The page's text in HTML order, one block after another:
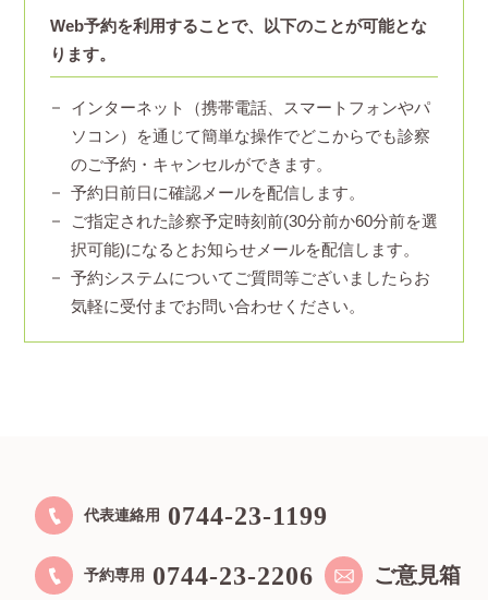
Web予約を利用することで、以下のことが可能とな
ります。
インターネット（携帯電話、スマートフォンやパ
ソコン）を通じて簡単な操作でどこからでも診察
のご予約・キャンセルができます。
予約日前日に確認メールを配信します。
ご指定された診察予定時刻前(30分前か60分前を選
択可能)になるとお知らせメールを配信します。
予約システムについてご質問等ございましたらお
気軽に受付までお問い合わせください。
代表連絡用 0744-23-1199
予約専用 0744-23-2206 ご意見箱